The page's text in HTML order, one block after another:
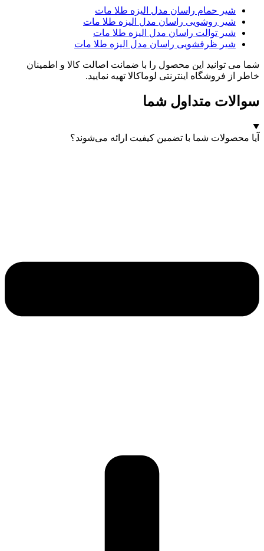
شیر حمام راسان مدل الیزه طلا مات
شیر روشویی راسان مدل الیزه طلا مات
شیر توالت راسان مدل الیزه طلا مات
شیر ظرفشویی راسان مدل الیزه طلا مات
شما می توانید این محصول را با ضمانت اصالت کالا و اطمینان
خاطر از فروشگاه اینترنتی لوماکالا تهیه نمایید.
سوالات متداول شما
آیا محصولات شما با تضمین کیفیت ارائه می‌شوند؟